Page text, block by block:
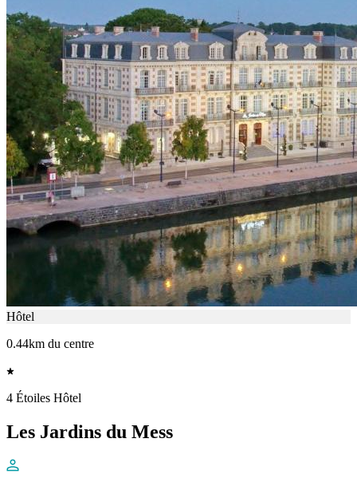
Hôtel
0.44km du centre
4 Étoiles Hôtel
Les Jardins du Mess